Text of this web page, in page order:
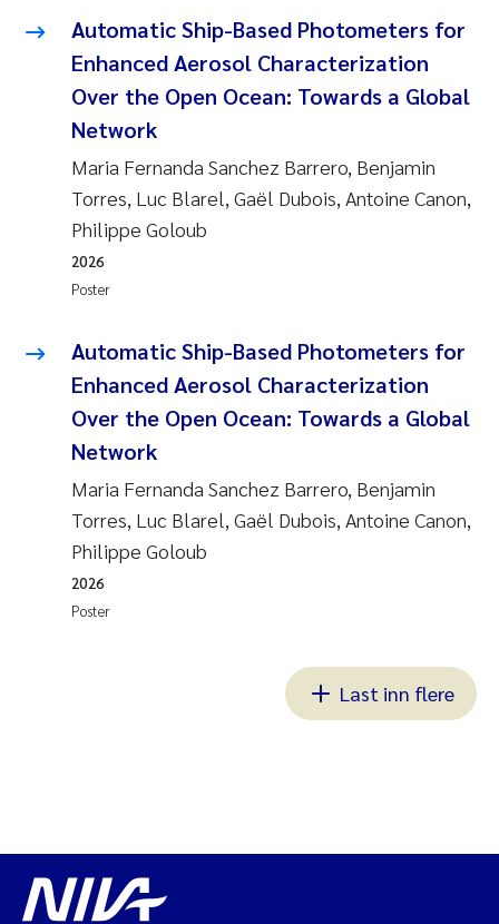
Automatic Ship-Based Photometers for
Enhanced Aerosol Characterization
Over the Open Ocean: Towards a Global
Network
Maria Fernanda Sanchez Barrero, Benjamin
Torres, Luc Blarel, Gaël Dubois, Antoine Canon,
Philippe Goloub
Poster
2026
Automatic Ship-Based Photometers for
Enhanced Aerosol Characterization
Over the Open Ocean: Towards a Global
Network
Maria Fernanda Sanchez Barrero, Benjamin
Torres, Luc Blarel, Gaël Dubois, Antoine Canon,
Philippe Goloub
Poster
2026
Last inn flere